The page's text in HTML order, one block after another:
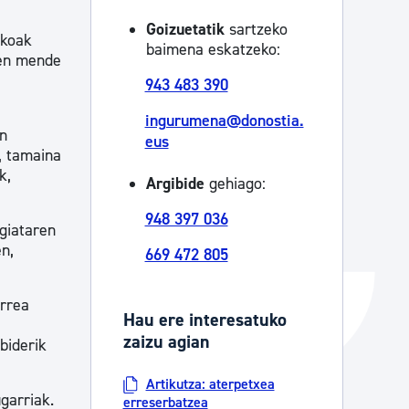
Izapideen katalogoa
Tramitaziorako laguntza
mende
tamaina
Goizuetatik sartzeko
baimena eskatzeko:
943 483 390
ingurumena@donostia.
eus
Argibide gehiago:
948 397 036
669 472 805
Hau ere interesatuko
zaizu agian
Artikutza: aterpetxea
erreserbatzea